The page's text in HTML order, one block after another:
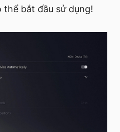
thể bắt đầu sử dụng!